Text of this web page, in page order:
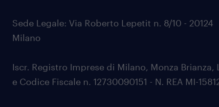
Sede Legale: Via Roberto Lepetit n. 8/10 - 20124
Milano
Iscr. Registro Imprese di Milano, Monza Brianza,
e Codice Fiscale n. 12730090151 - N. REA MI-